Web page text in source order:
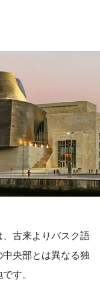
古来よりバスク語
央部とは異なる独
す。